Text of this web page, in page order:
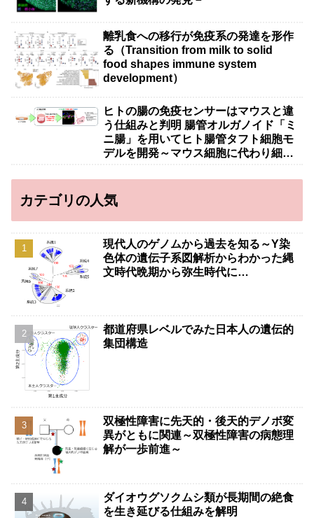
離乳食への移行が免疫系の発達を形作
る（Transition from milk to solid
food shapes immune system
development）
ヒトの腸の免疫センサーはマウスと違
う仕組みと判明 腸管オルガノイド「ミ
ニ腸」を用いてヒト腸管タフト細胞モ
デルを開発～マウス細胞に代わり細胞
カテゴリの人気
現代人のゲノムから過去を知る～Y染
色体の遺伝子系図解析からわかった縄
文時代晩期から弥生時代に…
都道府県レベルでみた日本人の遺伝的
集団構造
双極性障害に先天的・後天的デノボ変
異がともに関連～双極性障害の病態理
解が一歩前進～
ダイオウグソクムシ類が長期間の絶食
を生き延びる仕組みを解明